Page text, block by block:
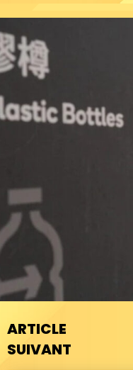
ARTICLE
SUIVANT